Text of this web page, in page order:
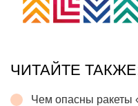
ЧИТАЙТЕ
Чем опасны ракеты